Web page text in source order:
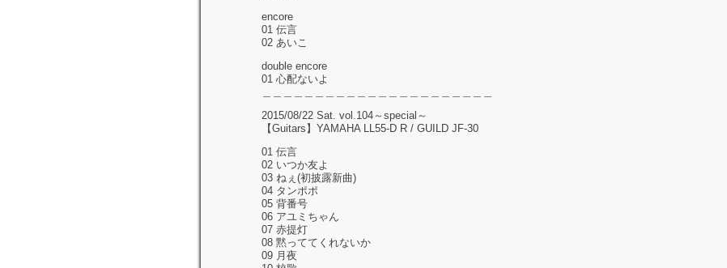
encore
01 伝言
02 あいこ
double encore
01 心配ないよ
2015/08/22 Sat. vol.104～special～
【Guitars】YAMAHA LL55-D R / GUILD JF-30
01 伝言
02 いつか友よ
03 ねぇ(初披露新曲)
04 タンポポ
05 背番号
06 アユミちゃん
07 赤提灯
08 黙っててくれないか
09 月夜